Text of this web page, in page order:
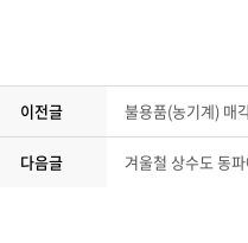
이전글 불용품(농기계) 매
다음글 겨울철 상수도 동